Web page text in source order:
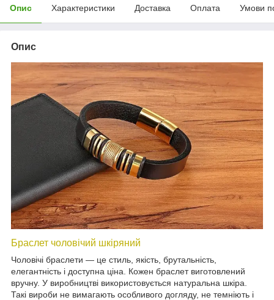
Опис Характеристики Доставка Оплата Умови
Опис
Браслет чоловічий шкіряний
Чоловічі браслети — це стиль, якість, брутальність,
елегантність і доступна ціна. Кожен браслет виготовлений
вручну. У виробництві використовується натуральна шкіра.
Такі вироби не вимагають особливого догляду, не темніють і